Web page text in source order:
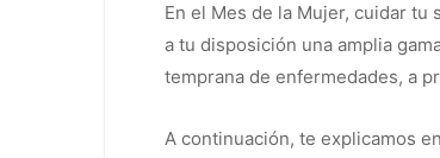
En el Mes de la Mujer, cuidar tu
a tu disposición una amplia
temprana de enfermedades, a
A continuación, te explicamos